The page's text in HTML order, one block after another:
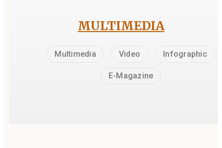
MULTIMEDIA
Multimedia Video Infographic
E-Magazine